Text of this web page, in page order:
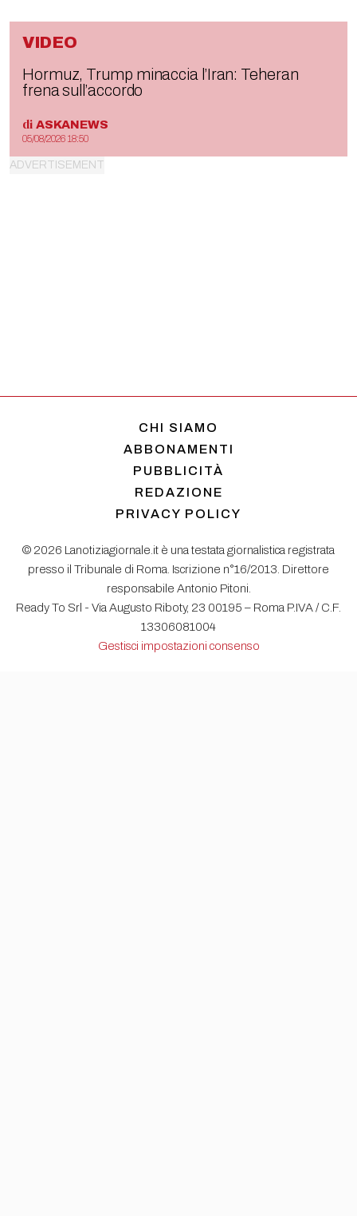
VIDEO
Hormuz, Trump minaccia l’Iran: Teheran
frena sull’accordo
di ASKANEWS
05/08/2026 18:50
CHI SIAMO
ABBONAMENTI
PUBBLICITÀ
REDAZIONE
PRIVACY POLICY
© 2026 Lanotiziagiornale.it è una testata giornalistica registrata
presso il Tribunale di Roma. Iscrizione n°16/2013. Direttore
responsabile Antonio Pitoni.
Ready To Srl - Via Augusto Riboty, 23 00195 – Roma P.IVA / C.F.
13306081004
Gestisci impostazioni consenso